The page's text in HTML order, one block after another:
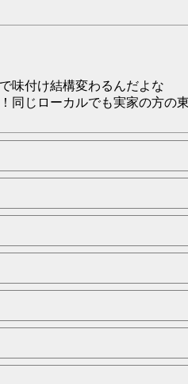
味付け結構変わるんだよな
同じローカルでも実家の方の